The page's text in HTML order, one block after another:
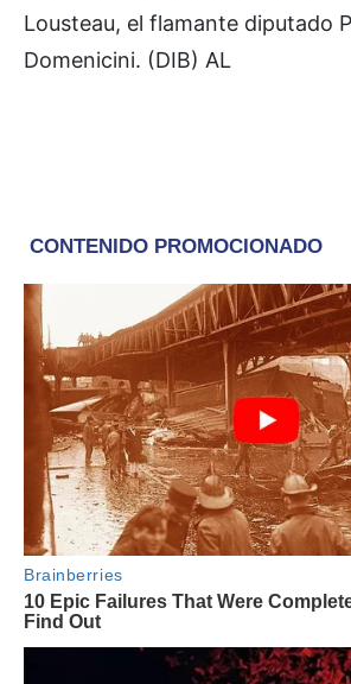
Lousteau, el flamante diputado
Domenicini. (DIB) AL